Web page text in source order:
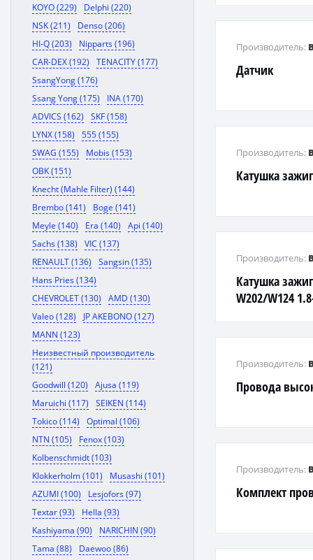
KOYO (229)
Delphi (220)
NSK (211)
Denso (206)
HI-Q (203)
Nipparts (196)
CAR-DEX (192)
TENACITY (177)
SsangYong (176)
Ssang Yong (175)
INA (170)
ADVICS (162)
SKF (158)
LYNX (158)
555 (155)
SWAG (155)
Mobis (153)
OBK (151)
Knecht (Mahle Filter) (144)
Brembo (141)
Boge (141)
Meyle (140)
Era (140)
Api (140)
Sachs (138)
VIC (137)
RENAULT (136)
Sangsin (135)
Hans Pries (134)
CHEVROLET (130)
AMD (130)
Valeo (128)
JP AKEBONO (127)
MANN (123)
Неизвестный производитель
(121)
Goodwill (120)
Ajusa (119)
Maruichi (117)
SEIKEN (114)
Tokico (114)
Optimal (106)
NTN (105)
Fenox (103)
Kolbenschmidt (103)
Klokkerholm (101)
Musashi (101)
AZUMI (100)
Lesjofors (97)
Textar (93)
Hella (93)
Kashiyama (90)
NARICHIN (90)
Tama (88)
Daewoo (86)
Датчик
Производитель:
Катушка
Производитель:
Катушка
W202/W124
Производитель:
Провода
Производитель:
Комплект
Производитель: